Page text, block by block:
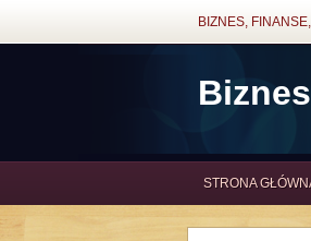
BIZNES,
STRONA